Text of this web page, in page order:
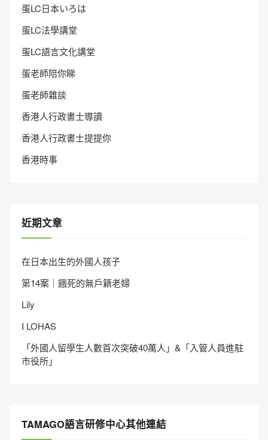
蛋LC日本いろは
蛋LC法學講堂
蛋LC語言文化講堂
蛋老師陪你睇
蛋老師雜談
香港人行政書士導讀
香港人行政書士提提你
香港時事
近期文章
在日本出生的外國人孩子
第14案｜餓死的無戶籍老婦
Lily
I LOHAS
「外國人留學生人數首次突破40萬人」&「入管人員進駐
市役所」
TAMAGO語言研修中心其他連結